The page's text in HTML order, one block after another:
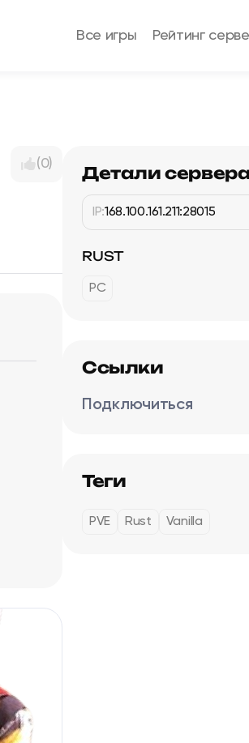
Все игры Рейтинг
(0) Детали
IP:168.100.161.211:28015
RUST
PC
Ссылки
Подключиться
Теги
PVE Rust Vanilla